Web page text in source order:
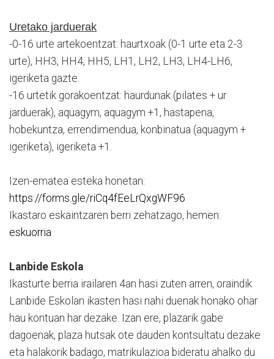
Uretako jarduerak
-0-16 urte artekoentzat: haurtxoak (0-1 urte eta 2-3
urte), HH3, HH4, HH5, LH1, LH2, LH3, LH4-LH6,
igeriketa gazte.
-16 urtetik gorakoentzat: haurdunak (pilates + ur
jarduerak), aquagym, aquagym +1, hastapena,
hobekuntza, errendimendua, konbinatua (aquagym +
igeriketa), igeriketa +1.
Izen-ematea esteka honetan:
https://forms.gle/riCq4fEeLrQxgWF96
Ikastaro eskaintzaren berri zehatzago, hemen:
eskuorria
Lanbide Eskola
Ikasturte berria irailaren 4an hasi zuten arren, oraindik
Lanbide Eskolan ikasten hasi nahi duenak honako ohar
hau kontuan har dezake. Izan ere, plazarik gabe
dagoenak, plaza hutsak ote dauden kontsultatu dezake
eta halakorik badago, matrikulazioa bideratu ahalko du